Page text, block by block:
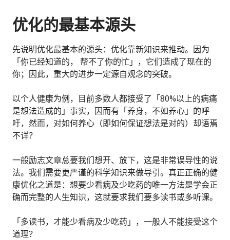
优化的最基本源头
先说明优化最基本的源头：优化靠新知识来推动。因为
「你已经知道的， 帮不了你的忙」，它们造成了现在的
你；因此，重大的进步一定源自观念的突破。
以个人健康为例，目前多数人都接受了「80%以上的病痛
是想法造成的」事实，因而有「养身，不如养心」的呼
吁，然而，对如何养心（即如何保证想法是对的）却语焉
不详？
一般励志文章总要我们想开、放下，这是非常误导性的说
法。我们需要更严谨的科学知识来做导引。真正正确的健
康优化之道是：想要少看病及少吃药的唯一方法是学会正
确而完整的人生知识，这就要求我们要多读书或多听课。
「多读书，才能少看病及少吃药」，一般人不能接受这个
道理？